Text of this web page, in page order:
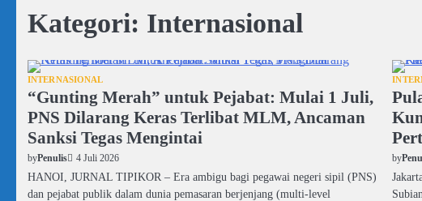
Kategori: Internasional
INTERNASIONAL
“Gunting Merah” untuk Pejabat: Mulai 1 Juli,
PNS Dilarang Keras Terlibat MLM, Ancaman
Sanksi Tegas Mengintai
byPenulis 4 Juli 2026
HANOI, JURNAL TIPIKOR – Era ambigu bagi pegawai negeri sipil (PNS)
dan pejabat publik dalam dunia pemasaran berjenjang (multi-level
by